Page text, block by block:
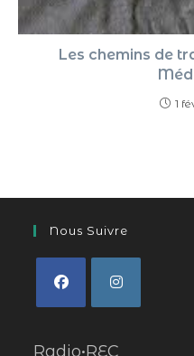
Les chemins de
1
Nous Suivre
Radio•REC